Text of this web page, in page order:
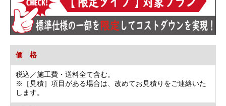
価 格
税込／施工費・送料全て含む。
※［見積］項目がある場合は、改めてお見積りをご連絡いた
します。